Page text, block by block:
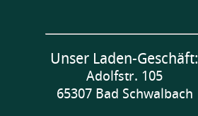
Unser Laden-Geschäft:
Adolfstr. 105
65307 Bad Schwalbach